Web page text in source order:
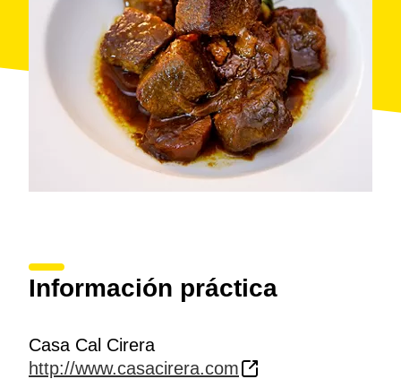
Información práctica
Casa Cal Cirera
http://www.casacirera.com